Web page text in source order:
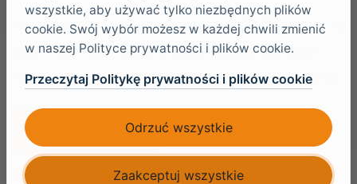
Partnerzy to Twoi użytkownicy B2B (Business to
Business): zewnętrzne organizacje, takie jak
partnerzy, dostawcy, resellerzy lub integratorzy.
Zacznij za darmo
Porozmawiaj z ekspertem
wszystkie, aby używać tylko niezbędnych plików
cookie. Swój wybór możesz w każdej chwili zmienić
w naszej Polityce prywatności i plików cookie.
Przeczytaj Politykę prywatności i plików cookie
Odrzuć wszystkie
Zaakceptuj wszystkie